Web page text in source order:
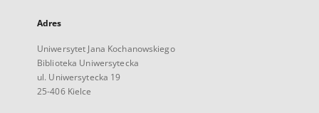
Adres
Uniwersytet Jana Kochanowskiego
Biblioteka Uniwersytecka
ul. Uniwersytecka 19
25-406 Kielce